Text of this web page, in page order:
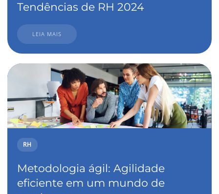
Tendências de RH 2024
LEIA MAIS
RH
Metodologia ágil: Agilidade
eficiente em um mundo de